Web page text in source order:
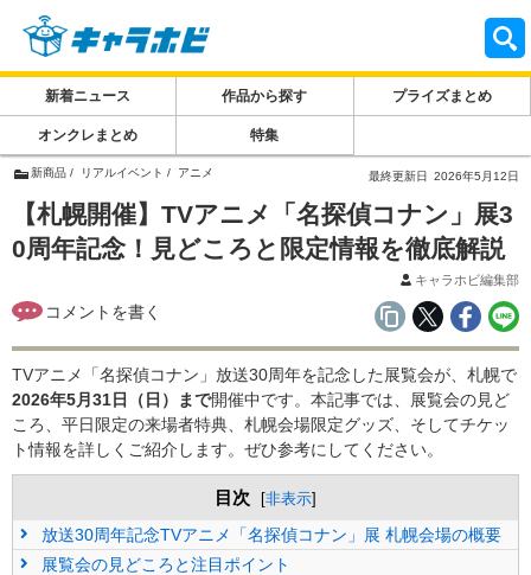
新着ニュース 作品から探す プライズまとめ
オンクレまとめ 特集
新商品 リアルイベント アニメ 最終更新日 2026年5月12日
【札幌開催】TVアニメ「名探偵コナン」展3
0周年記念！見どころと限定情報を徹底解説
キャラホビ編集部
TVアニメ「名探偵コナン」放送30周年を記念した展覧会が、札幌で
2026年5月31日（日）まで開催中です。本記事では、展覧会の見ど
ころ、平日限定の来場者特典、札幌会場限定グッズ、そしてチケッ
ト情報を詳しくご紹介します。ぜひ参考にしてください。
目次 [非表示]
放送30周年記念TVアニメ「名探偵コナン」展 札幌会場の概要
展覧会の見どころと注目ポイント